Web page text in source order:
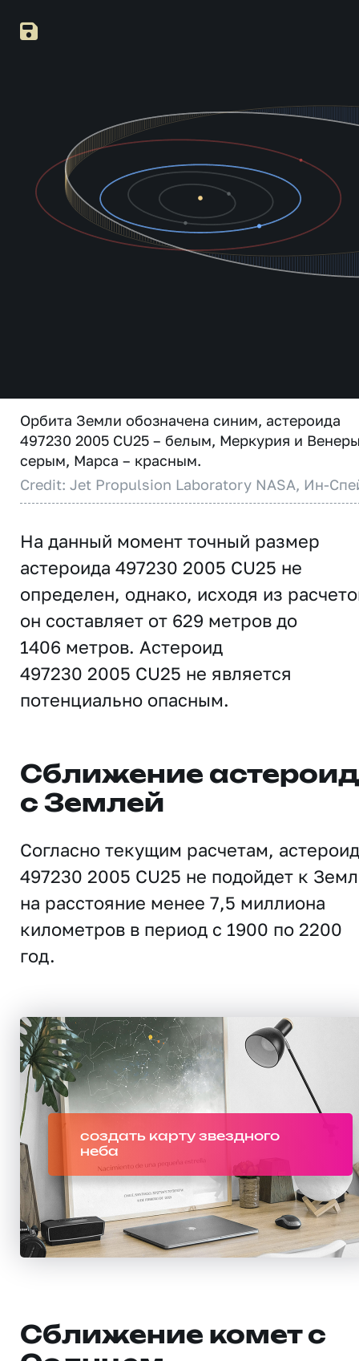
Орбита Земли обозначена синим, астероида
497230 2005 CU25 – белым, Меркурия и
серым, Марса – красным.
Credit: Jet Propulsion Laboratory NASA, Ин-
На данный момент точный размер
астероида 497230 2005 CU25 не
определен, однако, исходя из
он составляет от 629 метров до
1406 метров. Астероид
497230 2005 CU25 не является
потенциально опасным.
Сближение
с Землей
Согласно текущим расчетам, астероид
497230 2005 CU25 не подойдет к
на расстояние менее 7,5 миллиона
километров в период с 1900 по 2200
год.
создать карту звездного
неба
Сближение комет с